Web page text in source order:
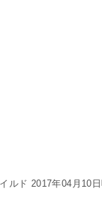
ルド 2017年04月10